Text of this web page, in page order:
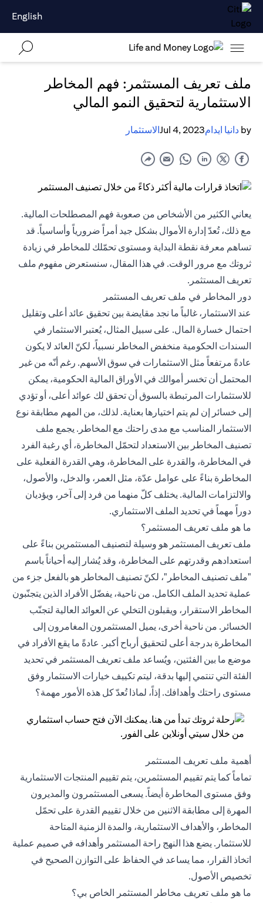
English
ملف تعريف المستثمر: فهم المخاطر
الاستثمارية لتحقيق النمو المالي
by دانيا ايدامJul 4, 2023الاستثمار
يعاني الكثير من الأشخاص من صعوبة فهم المصطلحات المالية.
مع ذلك، تُعدّ إدارة الأموال بشكل جيد أمراً ضرورياً وأساسياً. قد
تساهم معرفة نقطة البداية ومستوى تحمّلك للمخاطر في زيادة
ثروتك مع مرور الوقت. في هذا المقال، سنستعرض مفهوم ملف
تعريف المستثمر.
دور المخاطر في ملف تعريف المستثمر
عند الاستثمار، غالباً ما نجد مقايضة بين تحقيق عائد أعلى وتقليل
احتمال خسارة المال. على سبيل المثال، يُعتبر الاستثمار في
السندات الحكومية منخفض المخاطر نسبياً، لكنّ العائد لا يكون
عادةً مرتفعاً مثل الاستثمارات في سوق الأسهم. رغم أنّه من غير
المحتمل أن تخسر أموالك في الأوراق المالية الحكومية، يمكن
للاستثمارات المرتبطة بالسوق أن تحقق لك عوائد أعلى، أو تؤدي
إلى خسائر إن لم يتم اختيارها بعناية. لذلك، من المهم مطابقة نوع
الاستثمار المناسب مع مدى راحتك مع المخاطر. يجمع ملف
تصنيف المخاطر بين الاستعداد لتحمّل المخاطرة، أي رغبة الفرد
في المخاطرة، والقدرة على المخاطرة، وهي القدرة الفعلية على
المخاطرة بناءً على عوامل عدّة، مثل العمر، والدخل، والأصول،
والالتزامات المالية. يختلف كلّ منهما من فرد إلى آخر، ويؤديان
دوراً مهماً في تحديد الملف الاستثماري.
ما هو ملف تعريف المستثمر؟
ملف تعريف المستثمر هو وسيلة لتصنيف المستثمرين بناءً على
استعدادهم وقدرتهم على المخاطرة، وقد يُشار إليه أحياناً باسم
"ملف تصنيف المخاطر"، لكنّ تصنيف المخاطر هو بالفعل جزء من
عملية تحديد الملف الكامل. من ناحية، يفضّل الأفراد الذين يتجنّبون
المخاطر الاستقرار، ويقبلون التخلي عن العوائد العالية لتجنّب
الخسائر. من ناحية أخرى، يميل المستثمرون المغامرون إلى
المخاطرة بدرجة أعلى لتحقيق أرباح أكبر. عادةً ما يقع الأفراد في
موضع ما بين الفئتين، ويُساعد ملف تعريف المستثمر في تحديد
الفئة التي تنتمي إليها بدقة، ليتم تكييف خيارات الاستثمار وفق
مستوى راحتك وأهدافك. إذاً، لماذا تُعدّ كل هذه الأمور مهمة؟
أهمية ملف تعريف المستثمر
تماماً كما يتم تقييم المستثمرين، يتم تقييم المنتجات الاستثمارية
وفق مستوى المخاطرة أيضاً. يسعى المستثمرون والمديرون
المهرة إلى مطابقة الاثنين من خلال تقييم القدرة على تحمّل
المخاطر، والأهداف الاستثمارية، والمدة الزمنية المتاحة
للاستثمار. يضع هذا النهج راحة المستثمر وأهدافه في صميم عملية
اتخاذ القرار، مما يساعد في الحفاظ على التوازن الصحيح في
تخصيص الأصول.
ما هو ملف تعريف مخاطر المستثمر الخاص بي؟